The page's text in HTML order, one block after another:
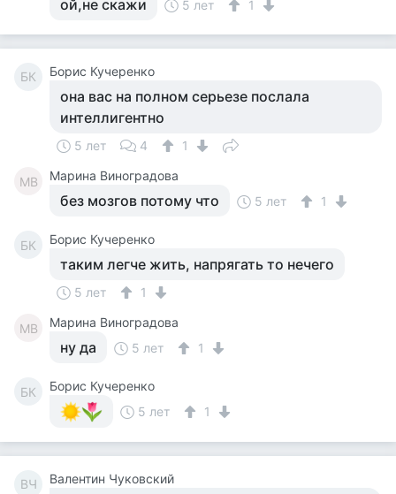
ой,не скажи 5 лет 1
БК Борис Кучеренко
она вас на полном серьезе послала
интеллигентно
5 лет 4 1
МВ Марина Виноградова
без мозгов потому что 5 лет 1
БК Борис Кучеренко
таким легче жить, напрягать то нечего
5 лет 1
МВ Марина Виноградова
ну да 5 лет 1
БК
Борис Кучеренко
5 лет
1
ВЧ Валентин Чуковский